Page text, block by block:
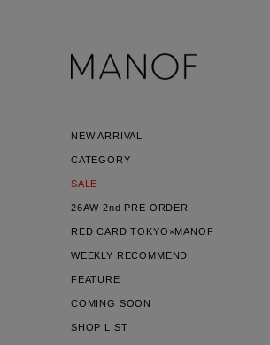
NEW ARRIVAL
CATEGORY
SALE
26AW 2nd PRE ORDER
RED CARD TOKYO×MANOF
WEEKLY RECOMMEND
FEATURE
COMING SOON
SHOP LIST